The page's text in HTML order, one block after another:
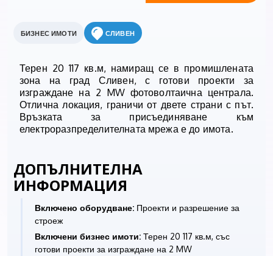
БИЗНЕС ИМОТИ СЛИВЕН
Терен 20 117 кв.м, намиращ се в промишлената
зона на град Сливен, с готови проекти за
изграждане на 2 MW фотоволтаична централа.
Отлична локация, граничи от двете страни с път.
Връзката за присъединяване към
електроразпределителната мрежа е до имота.
ДОПЪЛНИТЕЛНА
ИНФОРМАЦИЯ
Включено оборудване: Проекти и разрешение за
строеж
Включени бизнес имоти: Терен 20 117 кв.м, със
готови проекти за изграждане на 2 MW